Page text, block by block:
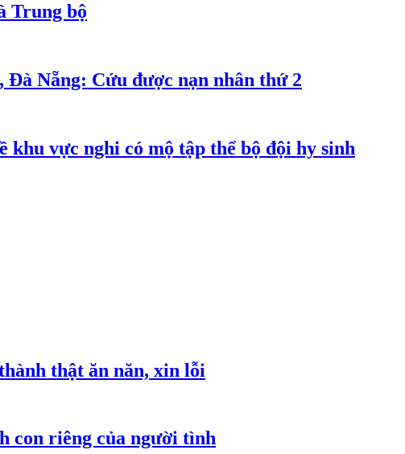
Trung bộ
Nẵng: Cứu được nạn nhân thứ 2
vực nghi có mộ tập thể bộ đội hy sinh
thật ăn năn, xin lỗi
con riêng của người tình